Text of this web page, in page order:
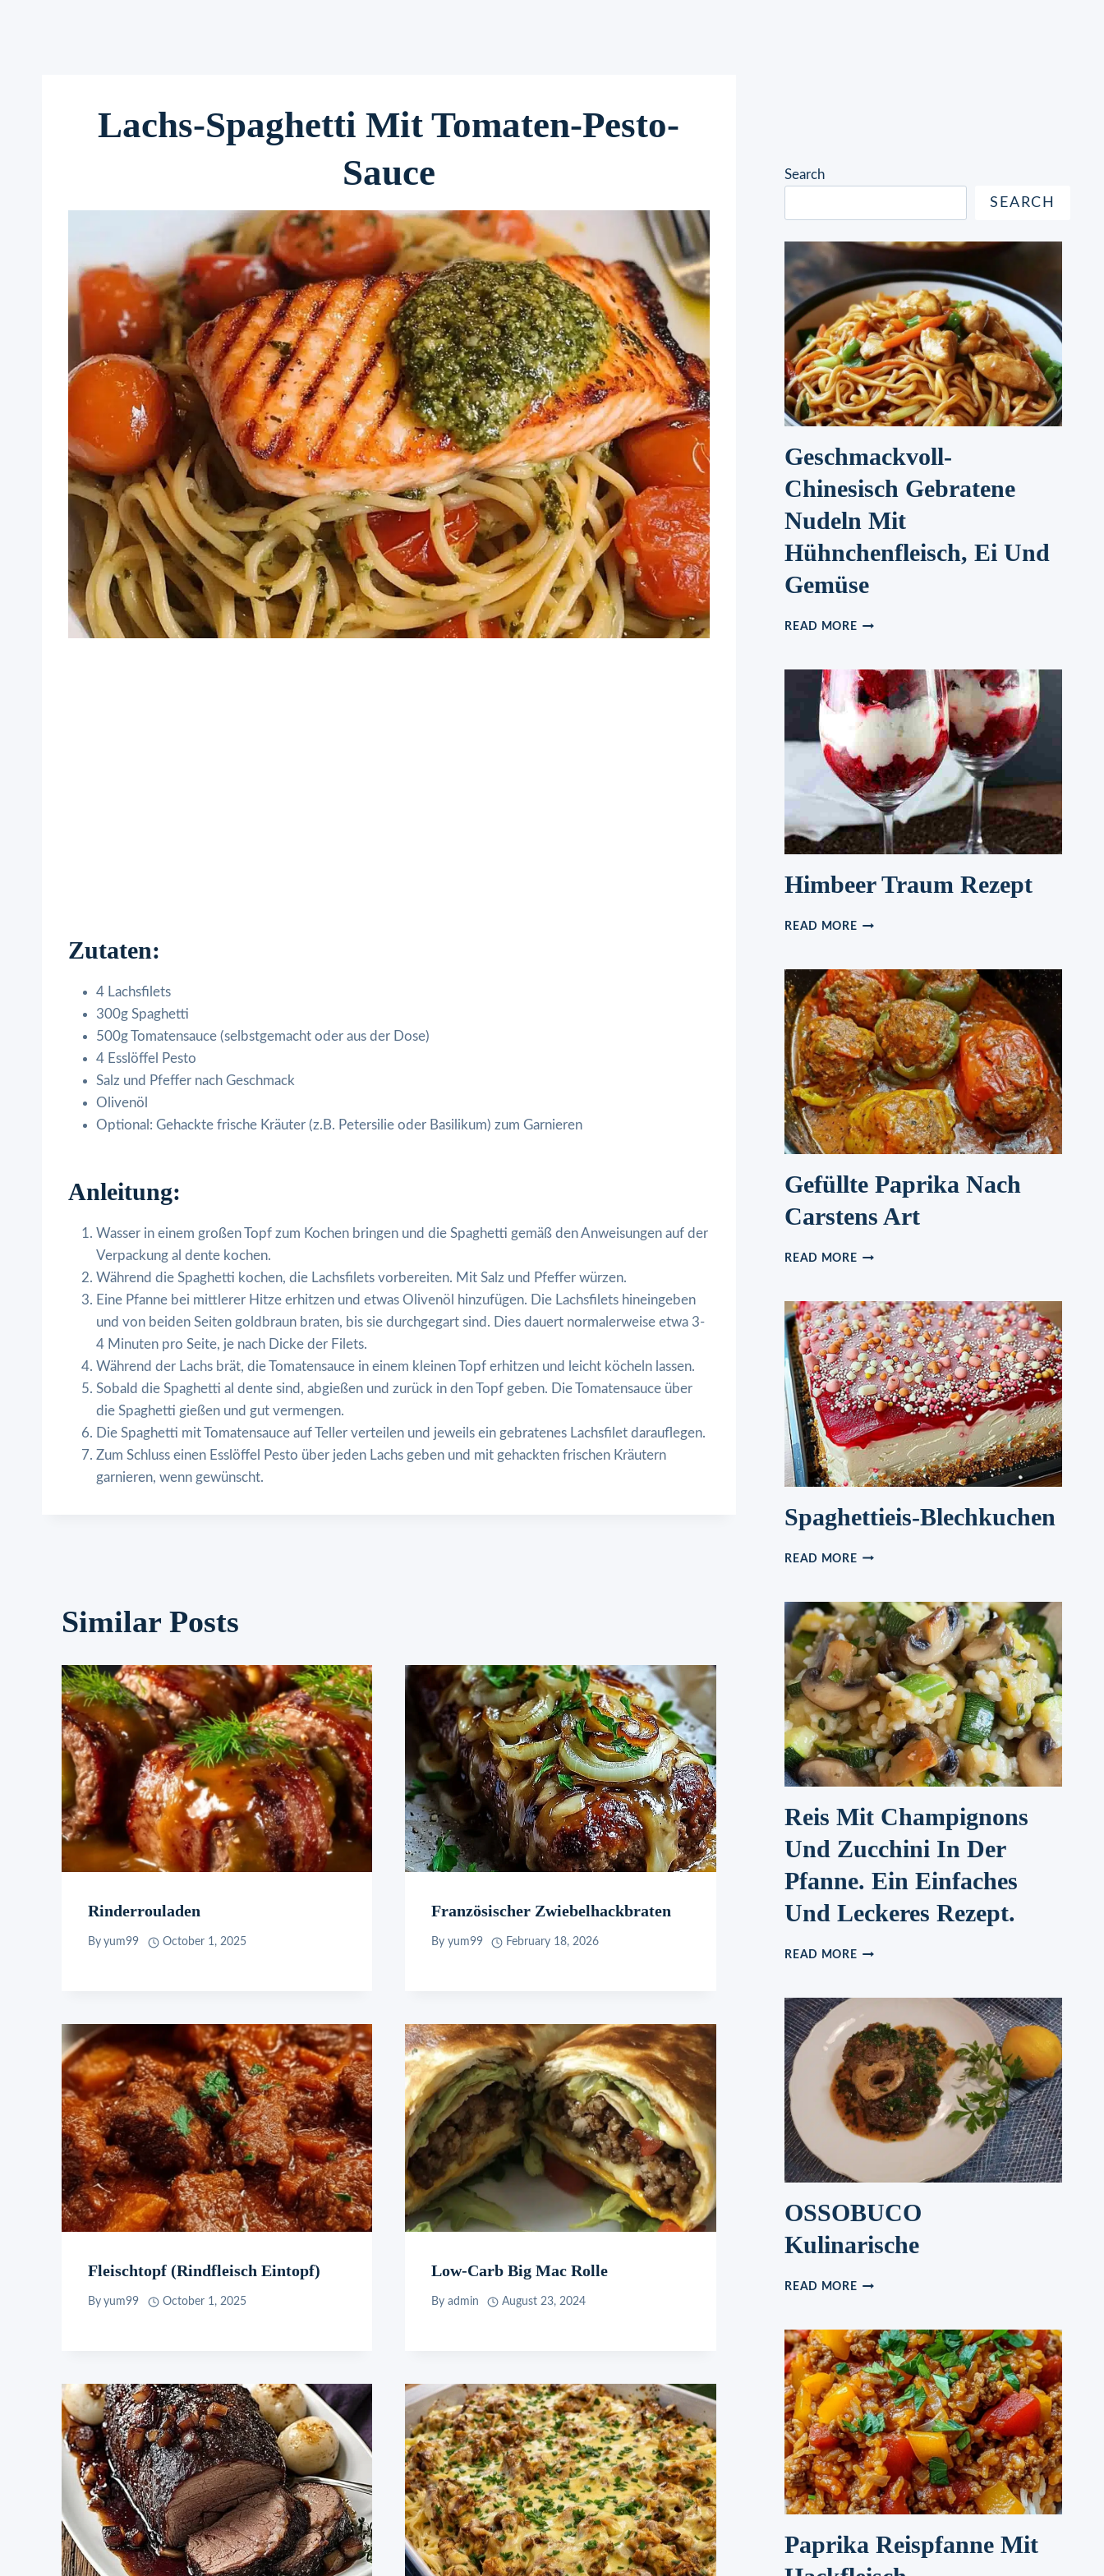
Lachs-Spaghetti Mit Tomaten-Pesto-
Sauce
Zutaten:
4 Lachsfilets
300g Spaghetti
500g Tomatensauce (selbstgemacht oder aus der Dose)
4 Esslöffel Pesto
Salz und Pfeffer nach Geschmack
Olivenöl
Optional: Gehackte frische Kräuter (z.B. Petersilie oder Basilikum) zum Garnieren
Anleitung:
Wasser in einem großen Topf zum Kochen bringen und die Spaghetti gemäß den Anweisungen auf der
Verpackung al dente kochen.
Während die Spaghetti kochen, die Lachsfilets vorbereiten. Mit Salz und Pfeffer würzen.
Eine Pfanne bei mittlerer Hitze erhitzen und etwas Olivenöl hinzufügen. Die Lachsfilets hineingeben
und von beiden Seiten goldbraun braten, bis sie durchgegart sind. Dies dauert normalerweise etwa 3-
4 Minuten pro Seite, je nach Dicke der Filets.
Während der Lachs brät, die Tomatensauce in einem kleinen Topf erhitzen und leicht köcheln lassen.
Sobald die Spaghetti al dente sind, abgießen und zurück in den Topf geben. Die Tomatensauce über
die Spaghetti gießen und gut vermengen.
Die Spaghetti mit Tomatensauce auf Teller verteilen und jeweils ein gebratenes Lachsfilet darauflegen.
Zum Schluss einen Esslöffel Pesto über jeden Lachs geben und mit gehackten frischen Kräutern
garnieren, wenn gewünscht.
Similar Posts
Rinderrouladen
By yum99 October 1, 2025
Französischer Zwiebelhackbraten
By yum99 February 18, 2026
Fleischtopf (Rindfleisch Eintopf)
By yum99 October 1, 2025
Low-Carb Big Mac Rolle
By admin August 23, 2024
Search
SEARCH
Geschmackvoll-
Chinesisch Gebratene
Nudeln Mit
Hühnchenfleisch, Ei Und
Gemüse
READ MOREGESCHMACKVOLL-
NUDELN
MIT
HÜHNCHENFLEISCH,
EI
GEMÜSE
Himbeer Traum Rezept
READ MOREHIMBEER
Gefüllte Paprika Nach
Carstens Art
READ MOREGEFÜLLTE
CARSTENS
ART
Spaghettieis-Blechkuchen
READ MORESPAGHETTIEIS-
Reis Mit Champignons
Und Zucchini In Der
Pfanne. Ein Einfaches
Und Leckeres Rezept.
READ MOREREIS
UND
ZUCCHINI
IN
DER
PFANNE.
EIN
EINFACHES
UND
LECKERES
OSSOBUCO
Kulinarische
READ MOREOSSOBUCO
Paprika Reispfanne Mit